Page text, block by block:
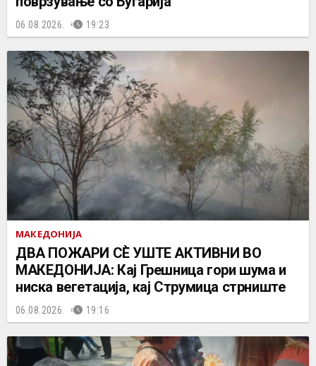
06.08.2026. 19:23
МАКЕДОНИЈА
ДВА ПОЖАРИ СÈ УШТЕ АКТИВНИ ВО
МАКЕДОНИЈА: Кај Грешница гори шума и
ниска вегетација, кај Струмица стрниште
06.08.2026. 19:16